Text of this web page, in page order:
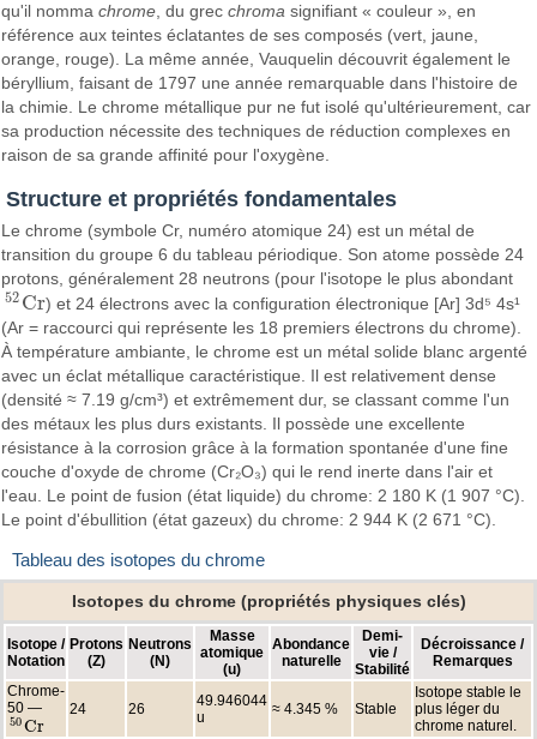
qu'il nommachrome , du grecchroma signifiant « couleur », en
référence aux teintes éclatantes de ses composés (vert, jaune,
orange, rouge). La même année, Vauquelin découvrit également le
béryllium, faisant de 1797 une année remarquable dans l'histoire de
la chimie. Le chrome métallique pur ne fut isolé qu'ultérieurement, car
sa production nécessite des techniques de réduction complexes en
raison de sa grande affinité pour l'oxygène.
Structure et propriétés fondamentales
Le chrome (symbole Cr, numéro atomique 24) est un métal de
transition du groupe 6 du tableau périodique. Son atome possède 24
protons, généralement 28 neutrons (pour l'isotope le plus abondant
52 Cr
52Cr ) et 24 électrons avec la configuration électronique [Ar] 3d⁵ 4s¹
(Ar = raccourci qui représente les 18 premiers électrons du chrome).
À température ambiante, le chrome est un métal solide blanc argenté
avec un éclat métallique caractéristique. Il est relativement dense
(densité ≈ 7.19 g/cm³) et extrêmement dur, se classant comme l'un
des métaux les plus durs existants. Il possède une excellente
résistance à la corrosion grâce à la formation spontanée d'une fine
couche d'oxyde de chrome (Cr₂O₃) qui le rend inerte dans l'air et
l'eau. Le point de fusion (état liquide) du chrome: 2 180 K (1 907 °C).
Le point d'ébullition (état gazeux) du chrome: 2 944 K (2 671 °C).
Tableau des isotopes du chrome
Isotopes du chrome (propriétés physiques clés)
Isotope /
Notation
Protons
(Z)
Neutrons
(N)
Masse
atomique
(u)
Abondance
naturelle
Demi-
vie /
Stabilité
Décroissance /
Remarques
Chrome-
50 —
50Cr
50Cr
24 26
49.946044
u
≈ 4.345 % Stable
Isotope stable le
plus léger du
chrome naturel.